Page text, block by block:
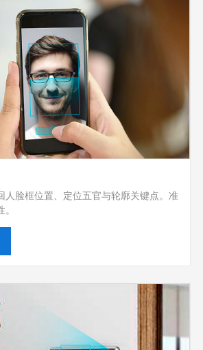
人脸框位置、定位五官与轮廓关键点。准